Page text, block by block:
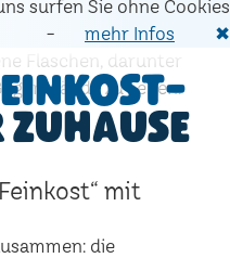
surfen Sie ohne Cookies
-
mehr Infos ✖
mit
die